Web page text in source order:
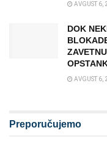
AVGUST 6,
DOK
AVGUST 6,
Preporučujemo